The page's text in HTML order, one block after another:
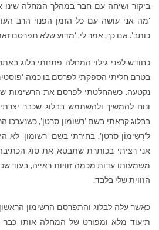
ביקור ושיחה עם חבר במהלך המחלה שינו
'מה אני עושה עם כל הזמן הפנוי הרב
כותב'. אם כך, אמר לי, 'מדוע שלא תפרסם
כחודש לפני גילוי המחלה פתחתי בלוג
בטרם חליתי הספקתי לפרסם בו כמה
נקטעה. כשהחלטתי לפרסם את הרשימות
ונוח להמשיך ולהשתמש בבלוג שכבר
בבלוג קראתי בשם 'רַשׁוֹמוֹן סרטן', כשנערכו
ל'רְשִימוֹן סרטן'. בחירתי בשם 'רשומון' לא
אני רציתי בכותרת שתבטא את סוג הכתיבה
משמעותו עדות מכמה זוויות ראייה, בעוד
הזווית שלי בלבד.
תיעוד מלא ומפורט של המחלה אותו